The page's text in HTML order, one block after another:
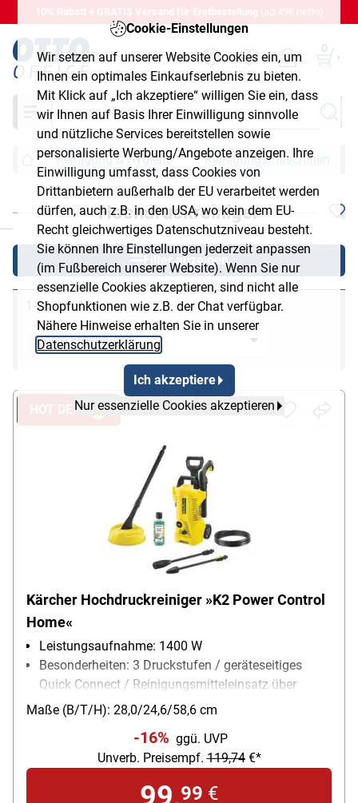
Cookie-Einstellungen
Wir setzen auf unserer Website Cookies ein, um
Ihnen ein optimales Einkaufserlebnis zu bieten.
Mit Klick auf „Ich akzeptiere“ willigen Sie ein, dass
wir Ihnen auf Basis Ihrer Einwilligung sinnvolle
und nützliche Services bereitstellen sowie
personalisierte Werbung/Angebote anzeigen. Ihre
Einwilligung umfasst, dass Cookies von
Drittanbietern außerhalb der EU verarbeitet werden
dürfen, auch z.B. in den USA, wo kein dem EU-
Recht gleichwertiges Datenschutzniveau besteht.
Sie können Ihre Einstellungen jederzeit anpassen
(im Fußbereich unserer Website). Wenn Sie nur
essenzielle Cookies akzeptieren, sind nicht alle
Shopfunktionen wie z.B. der Chat verfügbar.
Nähere Hinweise erhalten Sie in unserer
Datenschutzerklärung
Ich akzeptiere
Nur essenzielle Cookies akzeptieren
10% Rabatt + GRATIS Versand für Erstbestellung (ab 49€ netto)
0
Suche
Reinigung & Hygiene Reinigungsmaschinen
Hochdruckreiniger
Filter anzeigen
1-24 von 114
Kärcher Hochdruckreiniger »K2 Power Control
Home«
Leistungsaufnahme: 1400 W
Besonderheiten: 3 Druckstufen / geräteseitiges
Quick Connect / Reinigungsmitteleinsatz über
Ansaugung / Teleskopgriff / integrierter Wasserfilter
Lieferumfang: Hochdruckreiniger /
Hochdruckpistole G 120 Q / Hochdruckschlauch (5
m) / Dreckfräser / Click Vario Power-Strahlrohr /
Konzentrat Patio & Deck (500 ml) / Adapter
Maße (B/T/H): 28,0/24,6/58,6 cm
HOT DEAL
-16% ggü. UVP
Unverb. Preisempf.119,74€*
99 €